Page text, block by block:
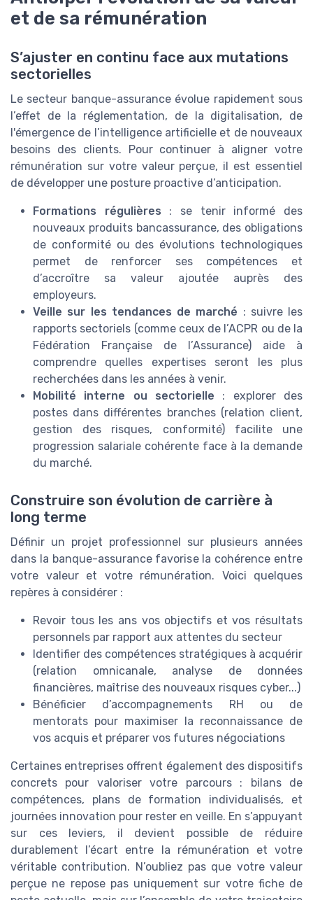
et de sa rémunération
S’ajuster en continu face aux mutations
sectorielles
Le secteur banque-assurance évolue rapidement sous
l’effet de la réglementation, de la digitalisation, de
l'émergence de l’intelligence artificielle et de nouveaux
besoins des clients. Pour continuer à aligner votre
rémunération sur votre valeur perçue, il est essentiel
de développer une posture proactive d’anticipation.
Formations régulières : se tenir informé des
nouveaux produits bancassurance, des obligations
de conformité ou des évolutions technologiques
permet de renforcer ses compétences et
d’accroître sa valeur ajoutée auprès des
employeurs.
Veille sur les tendances de marché : suivre les
rapports sectoriels (comme ceux de l’ACPR ou de la
Fédération Française de l’Assurance) aide à
comprendre quelles expertises seront les plus
recherchées dans les années à venir.
Mobilité interne ou sectorielle : explorer des
postes dans différentes branches (relation client,
gestion des risques, conformité) facilite une
progression salariale cohérente face à la demande
du marché.
Construire son évolution de carrière à
long terme
Définir un projet professionnel sur plusieurs années
dans la banque-assurance favorise la cohérence entre
votre valeur et votre rémunération. Voici quelques
repères à considérer :
Revoir tous les ans vos objectifs et vos résultats
personnels par rapport aux attentes du secteur
Identifier des compétences stratégiques à acquérir
(relation omnicanale, analyse de données
financières, maîtrise des nouveaux risques cyber...)
Bénéficier d’accompagnements RH ou de
mentorats pour maximiser la reconnaissance de
vos acquis et préparer vos futures négociations
Certaines entreprises offrent également des dispositifs
concrets pour valoriser votre parcours : bilans de
compétences, plans de formation individualisés, et
journées innovation pour rester en veille. En s’appuyant
sur ces leviers, il devient possible de réduire
durablement l’écart entre la rémunération et votre
véritable contribution. N’oubliez pas que votre valeur
perçue ne repose pas uniquement sur votre fiche de